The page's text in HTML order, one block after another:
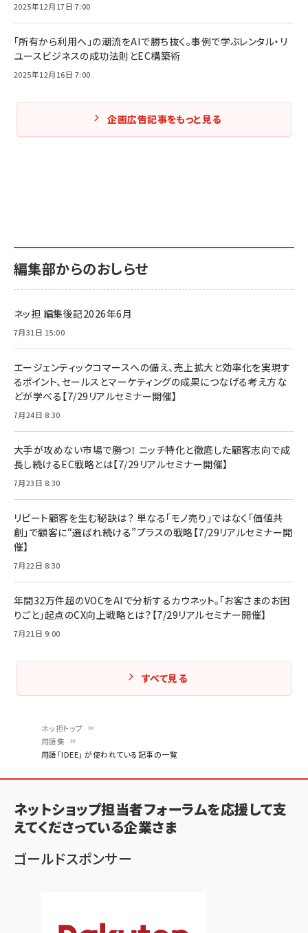
ン
く
ず
ネッ担トップ
用語集
用語「IDEE」 が使われている記事の一覧
2025年12月17日 7:00
「所有から利用へ」の潮流をAIで勝ち抜く。事例で学ぶレンタル・リ
ユースビジネスの成功法則とEC構築術
2025年12月16日 7:00
企画広告記事をもっと見る
編集部からのおしらせ
ネッ担 編集後記2026年6月
7月31日 15:00
エージェンティックコマースへの備え、売上拡大と効率化を実現す
るポイント、セールスとマーケティングの成果につなげる考え方な
どが学べる【7/29リアルセミナー開催】
7月24日 8:30
大手が攻めない市場で勝つ！ ニッチ特化と徹底した顧客志向で成
長し続けるEC戦略とは【7/29リアルセミナー開催】
7月23日 8:30
リピート顧客を生む秘訣は？ 単なる「モノ売り」ではなく「価値共
創」で顧客に“選ばれ続ける”プラスの戦略【7/29リアルセミナー開
催】
7月22日 8:30
年間32万件超のVOCをAIで分析するカウネット。「お客さまのお困
りごと」起点のCX向上戦略とは？【7/29リアルセミナー開催】
7月21日 9:00
すべて見る
ネットショップ担当者フォーラムを応援して支
えてくださっている企業さま
ゴールドスポンサー